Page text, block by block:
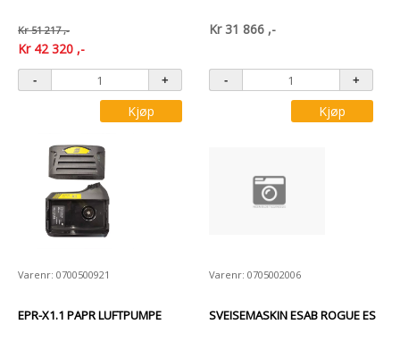
Kr51 217,-
Kr 42 320 ,-
Kjøp
Kr31 866 ,-
Kjøp
Varenr: 0700500921
EPR-X1.1 PAPR LUFTPUMPE
Varenr: 0705002006
SVEISEMASKIN ESAB ROGUE ES